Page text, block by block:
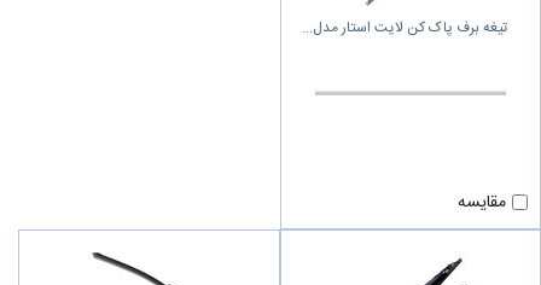
تیغه برف پاک کن لایت استار مدل
مقایسه